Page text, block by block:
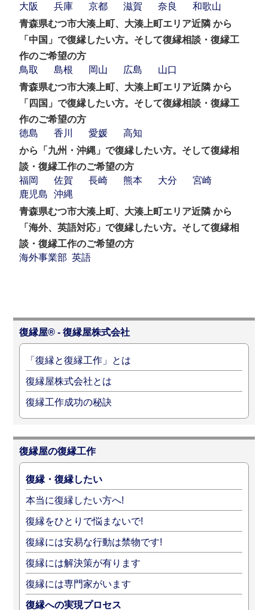
大阪
兵庫 京都 滋賀 奈良
和歌山
青森県むつ市大湊上町、大湊上町エリア近隣 から
「中国」で復縁したい方。そして復縁相談・復縁工
作のご希望の方
鳥取
島根 岡山 広島
山口
青森県むつ市大湊上町、大湊上町エリア近隣 から
「四国」で復縁したい方。そして復縁相談・復縁工
作のご希望の方
徳島
香川 愛媛
高知
から「九州・沖縄」で復縁したい方。そして復縁相
談・復縁工作のご希望の方
福岡
佐賀 長崎 熊本 大分
宮崎
鹿児島
沖縄
青森県むつ市大湊上町、大湊上町エリア近隣 から
「海外、英語対応」で復縁したい方。そして復縁相
談・復縁工作のご希望の方
海外事業部 英語
復縁屋® - 復縁屋株式会社
「復縁と復縁工作」とは
復縁屋株式会社とは
復縁工作成功の秘訣
復縁屋の復縁工作
復縁・復縁したい
本当に復縁したい方へ!
復縁をひとりで悩まないで!
復縁には安易な行動は禁物です!
復縁には解決策が有ります
復縁には専門家がいます
復縁への実現プロセス